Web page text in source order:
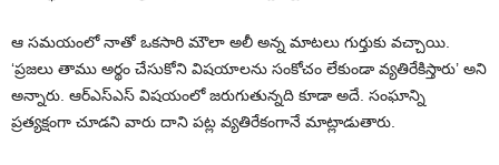
ఆ సమయంలో నాతో ఒకసారి మౌలా అలీ అన్న మాటలు గుర్తుకు వచ్చాయి.
‘ప్రజలు తాము అర్థం చేసుకోని విషయాలను సంకోచం లేకుండా వ్యతిరేకిస్తారు’ అని
అన్నారు. ఆర్‌ఎస్‌ఎస్‌ విషయంలో జరుగుతున్నది కూడా అదే. సంఘాన్ని
ప్రత్యక్షంగా చూడని వారు దాని పట్ల వ్యతిరేకంగానే మాట్లాడుతారు.